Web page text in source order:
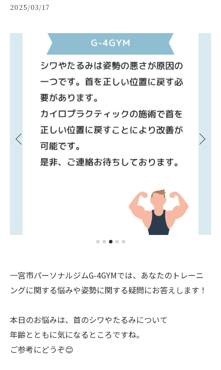
2025/03/17
一宮市パーソナルジムG-4GYMでは、あなたのトレーニ
ングに関する悩みや姿勢に関する疑問にお答えします！
本日のお悩みは、首のシワやたるみについて
年齢とともに気になるところですね。
ご参考にどうぞ😊